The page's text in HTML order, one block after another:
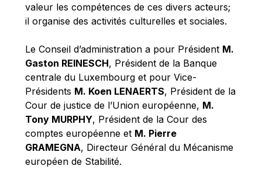
Paolo Mengozzi
Paschal Donohoe
Pat Cox
Patrizia Nanz
Philippe Maystadt
Pierre Gramegna
Richard Pelly
Robert Goebbels
Robert REYNDERS
valeur les compétences de ces divers acteurs;
il organise des activités culturelles et sociales.
Le Conseil d’administration a pour Président M.
Gaston REINESCH, Président de la Banque
centrale du Luxembourg et pour Vice-
Présidents M. Koen LENAERTS, Président de la
Cour de justice de l’Union européenne, M.
Tony MURPHY, Président de la Cour des
comptes européenne et M. Pierre
GRAMEGNA, Directeur Général du Mécanisme
européen de Stabilité.